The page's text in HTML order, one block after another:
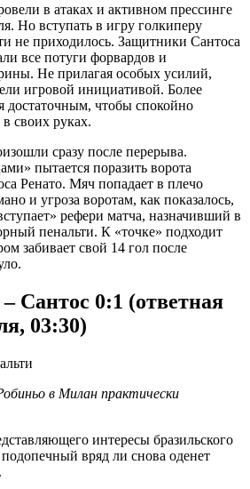
в атаках и активном прессинге
Но вступать в игру голкиперу
не приходилось. Защитники Сантоса
все потуги форвардов и
Не прилагая особых усилий,
игровой инициативой. Более
достаточным, чтобы спокойно
своих руках.
сразу после перерыва.
пытается поразить ворота
Ренато. Мяч попадает в плечо
и угроза воротам, как показалось,
рефери матча, назначивший в
пенальти. К «точке» подходит
забивает свой 14 гол после
Сантос 0:1 (ответная
03:30)
в Милан практически
интересы бразильского
вряд ли снова оденет